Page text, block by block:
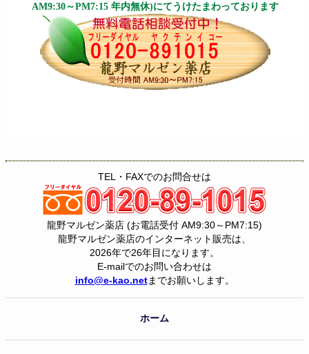
AM9:30～PM7:15 年内無休)にてうけたまわっております
TEL・FAXでのお問合せは
龍野マルゼン薬店 (お電話受付 AM9:30～PM7:15)
龍野マルゼン薬店のインターネット販売は、
2026年で26年目になります。
E-mailでのお問い合わせは
info@e-kao.netまでお願いします。
ホーム